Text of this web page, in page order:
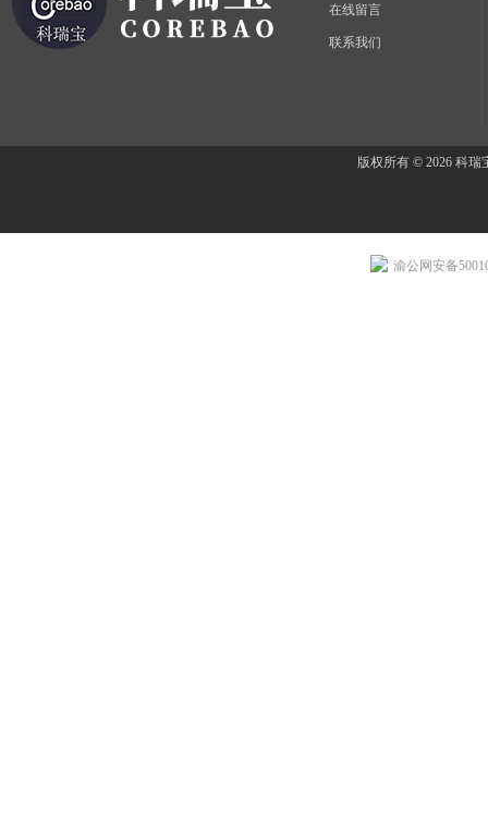
在线留言
联系我们
版权所有 © 2026 科
渝公网安备